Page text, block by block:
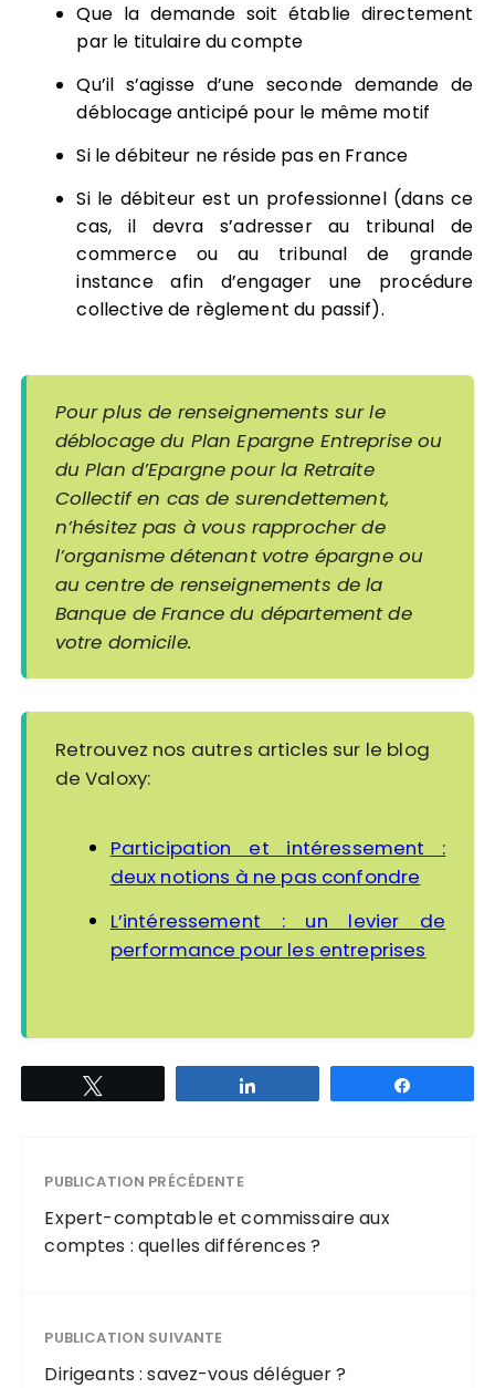
Que la demande soit établie directement
par le titulaire du compte
Qu’il s’agisse d’une seconde demande de
déblocage anticipé pour le même motif
Si le débiteur ne réside pas en France
Si le débiteur est un professionnel (dans ce
cas, il devra s’adresser au tribunal de
commerce ou au tribunal de grande
instance afin d’engager une procédure
collective de règlement du passif).
Pour plus de renseignements sur le
déblocage du Plan Epargne Entreprise ou
du Plan d’Epargne pour la Retraite
Collectif en cas de surendettement,
n’hésitez pas à vous rapprocher de
l’organisme détenant votre épargne ou
au centre de renseignements de la
Banque de France du département de
votre domicile.
Retrouvez nos autres articles sur le blog
de Valoxy:
Participation et intéressement :
deux notions à ne pas confondre
L’intéressement : un levier de
performance pour les entreprises
PUBLICATION PRÉCÉDENTE
Expert-comptable et commissaire aux
comptes : quelles différences ?
PUBLICATION SUIVANTE
Dirigeants : savez-vous déléguer ?